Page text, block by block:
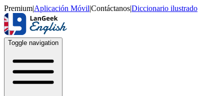
Premium|Aplicación Móvil|Contáctanos|Diccionario ilustrado
Toggle navigation